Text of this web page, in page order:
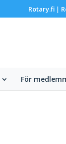
Rotary.fi|
För